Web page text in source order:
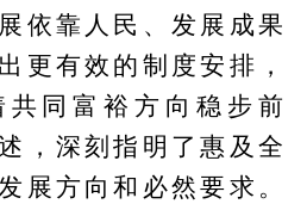
依靠人民、发展成果
更有效的制度安排，
同富裕方向稳步前
，深刻指明了惠及全
展方向和必然要求。